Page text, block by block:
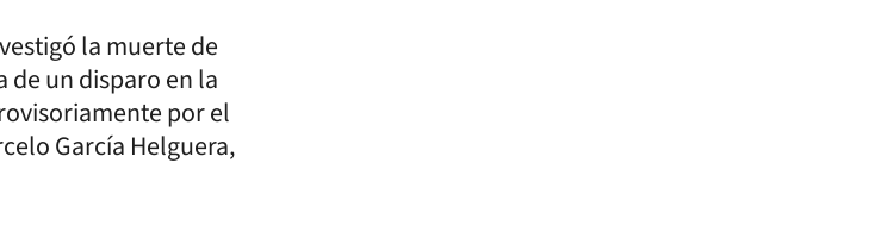
la muerte de
de un disparo en la
por el
García Helguera,